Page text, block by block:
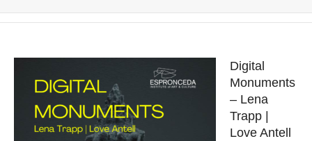
Digital
Monuments
– Lena
Trapp |
Love Antell